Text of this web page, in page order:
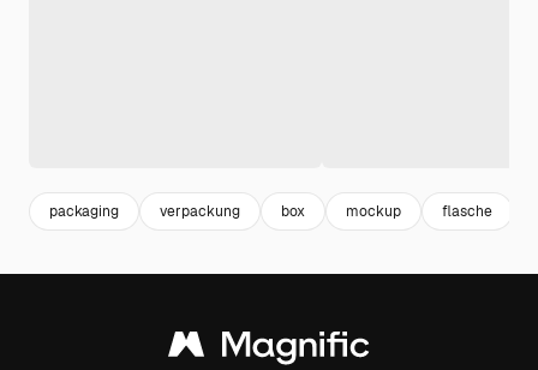
packaging verpackung box mockup flasche